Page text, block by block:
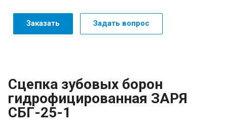
Заказать Задать вопрос
Сцепка зубовых борон
гидрофицированная ЗАРЯ
СБГ-25-1